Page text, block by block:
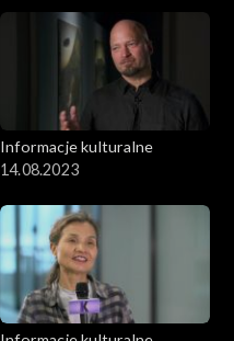
Informacje kulturalne
14.08.2023